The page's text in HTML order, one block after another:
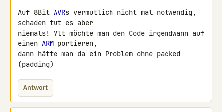
Auf 8Bit AVRs vermutlich nicht mal notwendig,
schaden tut es aber
niemals! Vlt möchte man den Code irgendwann auf
einen ARM portieren,
dann hätte man da ein Problem ohne packed
(padding)
Antwort